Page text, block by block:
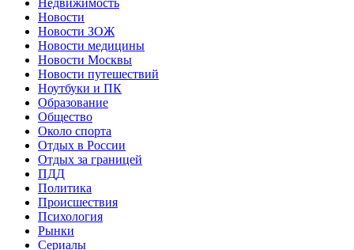
Новости
Новости ЗОЖ
Новости медицины
Новости Москвы
Новости путешествий
Ноутбуки и ПК
Образование
Общество
Около спорта
Отдых в России
Отдых за границей
ПДД
Политика
Происшествия
Психология
Рынки
Сериалы